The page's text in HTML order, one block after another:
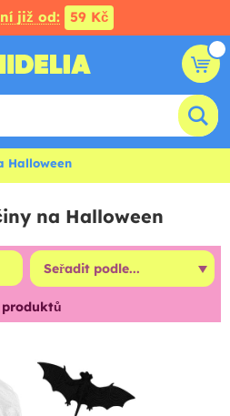
již od: 59 Kč
Halloween
na Halloween
produktů